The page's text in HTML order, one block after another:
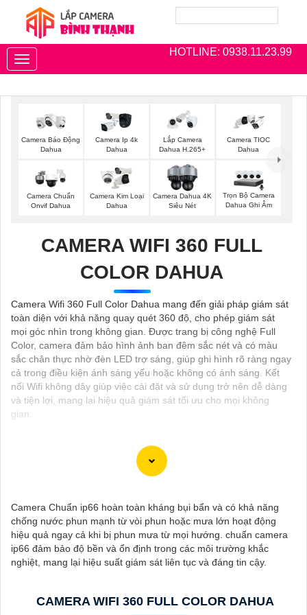
HOTLINE: 0938.11.23.99
Toggle
navigation
Camera Báo Động
Dahua
Camera Ip 4k
Dahua
Lắp Camera
Dahua H.265+
Camera TIOC
Dahua
Camera Chuẩn
Onvif Dahua
Camera Kim Loại
Dahua
Camera Dahua 4K
Siêu Nét
Trọn Bộ Camera
Dahua Ghi Âm
CAMERA WIFI 360 FULL
COLOR DAHUA
Camera Wifi 360 Full Color Dahua mang đến giải pháp giám sát
toàn diện với khả năng quay quét 360 độ, cho phép giám sát
mọi góc nhìn trong không gian. Được trang bị công nghệ Full
Color, camera đảm bảo hình ảnh ban đêm sắc nét và có màu
sắc chân thực nhờ đèn LED trợ sáng, giúp ghi hình rõ ràng ngay
cả trong điều kiện ánh sáng yếu hoặc không có ánh sáng. Kết
nối Wifi không dây giúp việc cài đặt và sử dụng trở nên dễ dàng
và tiện lợi, mang lại hiệu quả giám sát tối ưu cho mọi không
gian.
1:Camera Dahua là một thương hiệu nổi tiếng về sản phẩm an
ninh và giám sát.⚒2:Để Hoàn toàn tin cậy mua Camera Dahua
chính hãng, bạn nên mua từ các cửa hàng uy tín hoặc các đại lý
chính thức của Dahua.☄️3: Mức giá của Camera Dahua có thể
thay đổi tùy vào model và chức năng của camera. Bạn nên tìm
và độ tin cậy.💖5:Nếu bạn muốn tìm camera Dahua giá rẻ, bạn
Camera Chuẩn ip66 hoàn toàn kháng bụi bẩn và có khả năng
chống nước phun mạnh từ vòi phun hoặc mưa lớn hoạt động
hiệu quả ngay cả khi bị phun mưa từ mọi hướng. chuẩn camera
ip66 đảm bảo độ bền và ổn định trong các môi trường khắc
nghiệt, mang lại hiệu suất giám sát liên tục và đáng tin cậy.
CAMERA WIFI 360 FULL COLOR DAHUA